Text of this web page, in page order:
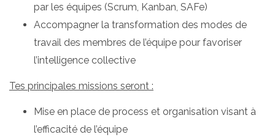
par les équipes (Scrum, Kanban, SAFe)
Accompagner la transformation des modes de
travail des membres de l’équipe pour favoriser
l’intelligence collective
Tes principales missions seront :
Mise en place de process et organisation visant à
l’efficacité de l’équipe